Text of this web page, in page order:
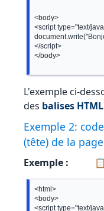
<body>
<script type="text/
</script>
</body>
L'exemple ci-
des balises HTML
Exemple 2:
(tête) de la
Exemple :
<html>
<body>
<script type="text/